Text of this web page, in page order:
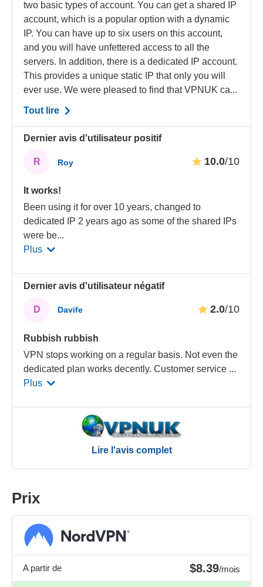
two basic types of account. You can get a shared IP
account, which is a popular option with a dynamic
IP. You can have up to six users on this account,
and you will have unfettered access to all the
servers. In addition, there is a dedicated IP account.
This provides a unique static IP that only you will
ever use. We were pleased to find that VPNUK ca...
Tout lire
Dernier avis d'utilisateur positif
R Roy 10.0/10
It works!
Been using it for over 10 years, changed to
dedicated IP 2 years ago as some of the shared IPs
were be...
Plus
Dernier avis d'utilisateur négatif
D Davife 2.0/10
Rubbish rubbish
VPN stops working on a regular basis. Not even the
dedicated plan works decently. Customer service ...
Plus
Lire l'avis complet
Prix
A partir de $8.39/mois